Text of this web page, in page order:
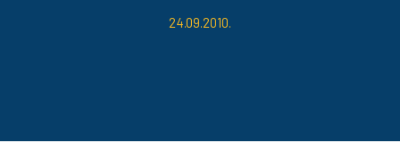
24.09.2010.